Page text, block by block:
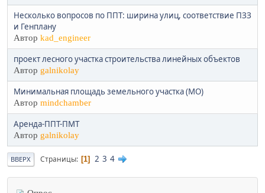
Несколько вопросов по ППТ: ширина улиц, соответствие ПЗЗ
и Генплану
Автор kad_engineer
проект лесного участка строительства линейных объектов
Автор galnikolay
Минимальная площадь земельного участка (МО)
Автор mindchamber
Аренда-ППТ-ПМТ
Автор galnikolay
ВВЕРХ Страницы 1 2 3 4